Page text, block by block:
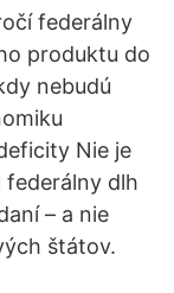
federálny
produktu do
nebudú
Nie je
federálny dlh
– a nie
štátov.